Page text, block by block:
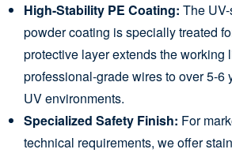
High-Stability PE Coating: The
powder coating is specially treated
protective layer extends the working
professional-grade wires to over 5-6
UV environments.
Specialized Safety Finish: For
technical requirements, we offer